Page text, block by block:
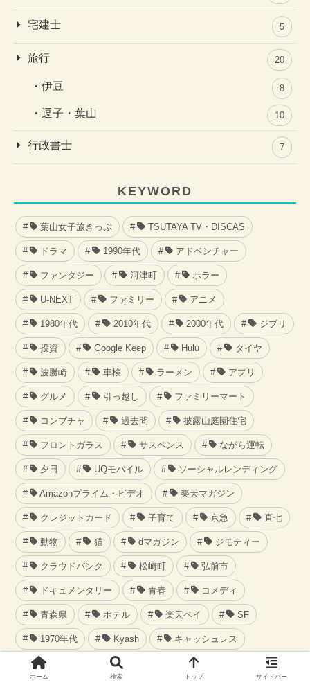
宅建士 5
旅行 20
伊豆 8
逗子・葉山 10
行政書士 7
KEYWORD
葉山女子旅きっぷ TSUTAYA TV・DISCAS
ドラマ 1990年代 アドベンチャー
ファンタジー 河津町 ホラー
U-NEXT ファミリー アニメ
1980年代 2010年代 2000年代 ジブリ
投資 Google Keep Hulu タイヤ
波勝崎 車検 ラーメン アプリ
グルメ 引っ越し ファミリーマート
コンブチャ 過去問 披露山庭園住宅
フロントガラス サスペンス ながら運転
夕日 UQモバイル ソーシャルレンディング
Amazonプライム・ビデオ 楽天マガジン
クレジットカード 子育て 京急 直七
動物 猫 dマガジン ジモティー
クラウドバンク 松崎町 弘前市
ドキュメンタリー 青春 コメディ
青森県 ホテル 楽天ペイ SF
1970年代 Kyash キャッシュレス
カフェ 動画共有サイト
ホーム 検索 トップ サイドバー